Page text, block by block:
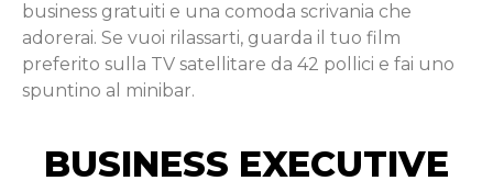
business gratuiti e una comoda scrivania che
adorerai. Se vuoi rilassarti, guarda il tuo film
preferito sulla TV satellitare da 42 pollici e fai uno
spuntino al minibar.
BUSINESS EXECUTIVE